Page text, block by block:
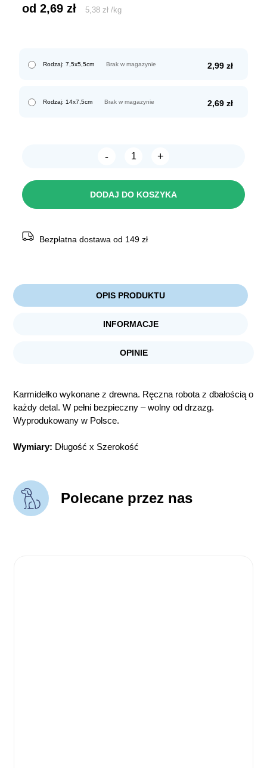
od 2,69zł 5,38 zł /kg
Rodzaj: 7,5x5,5cm 2,99 zł
Brak w magazynie
Rodzaj: 14x7,5cm 2,69 zł
Brak w magazynie
-
ilość
dla
+
DODAJ DO KOSZYKA
Bezpłatna dostawa od 149 zł
OPIS PRODUKTU
INFORMACJE
OPINIE
Karmidełko wykonane z drewna. Ręczna robota z dbałością o
każdy detal. W pełni bezpieczny – wolny od drzazg.
Wyprodukowany w Polsce.
Wymiary: Długość x Szerokość
Polecane przez nas